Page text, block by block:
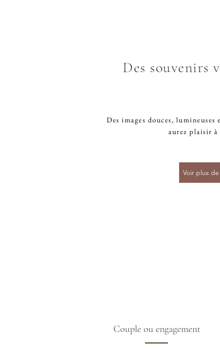
Des souvenirs
Des images douces,
aurez plaisir
Voir plus
Couple ou engagement